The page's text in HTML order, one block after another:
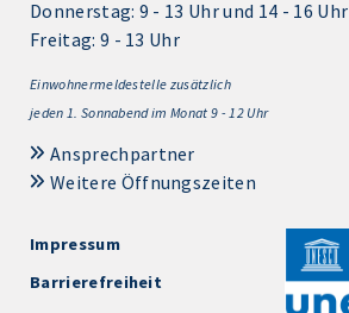
Donnerstag: 9 - 13 Uhr und 14 - 16 Uhr
Freitag: 9 - 13 Uhr
Einwohnermeldestelle zusätzlich
jeden 1. Sonnabend im Monat 9 - 12 Uhr
Ansprechpartner
Weitere Öffnungszeiten
Impressum
Barrierefreiheit